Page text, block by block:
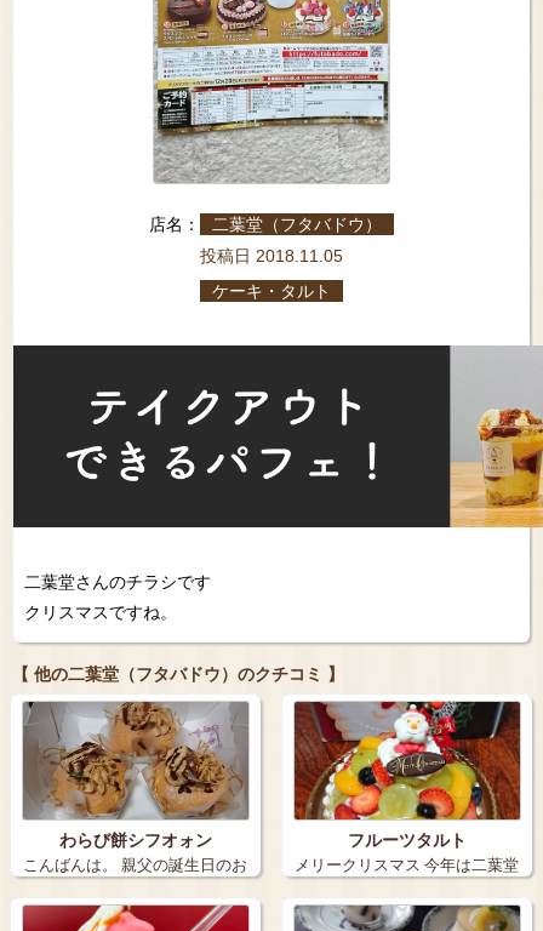
店名： 二葉堂（フタバドウ）
投稿日 2018.11.05
ケーキ・タルト
二葉堂さんのチラシです
クリスマスですね。
【 他の二葉堂（フタバドウ）のクチコミ 】
わらび餅シフオォン
こんばんは。 親父の誕生日のお
祝いで、…
フルーツタルト
メリークリスマス 今年は二葉堂
さんの、…